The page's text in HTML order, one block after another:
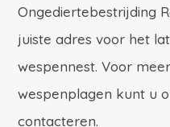
Ongediertebestrijding
juiste adres voor het
wespennest. Voor
wespenplagen kunt u
contacteren.